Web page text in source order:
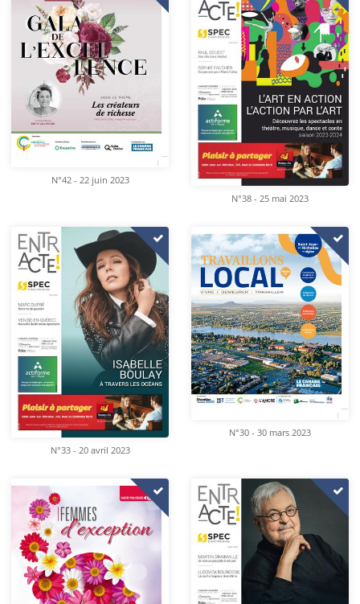
N°42 - 22 juin 2023
N°38 - 25 mai 2023
N°33 - 20 avril 2023
N°30 - 30 mars 2023